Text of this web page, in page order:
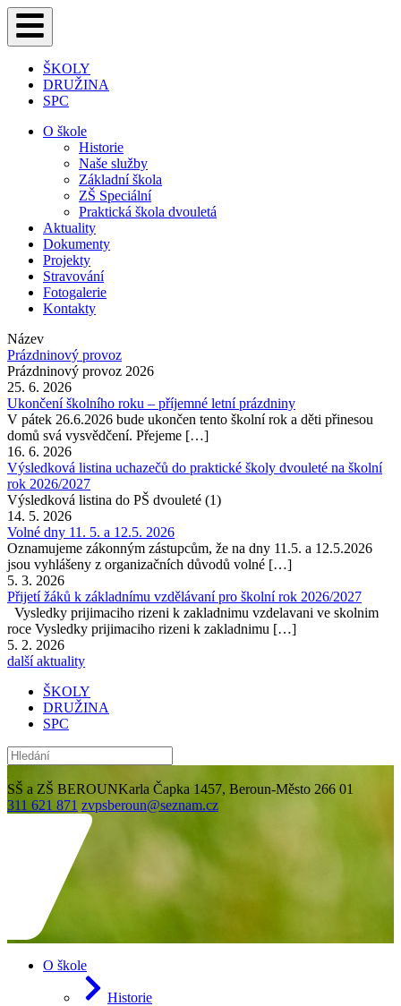
ŠKOLY
DRUŽINA
SPC
O škole
Historie
Naše služby
Základní škola
ZŠ Speciální
Praktická škola dvouletá
Aktuality
Dokumenty
Projekty
Stravování
Fotogalerie
Kontakty
Název
Prázdninový provoz
Prázdninový provoz 2026
25. 6. 2026
Ukončení školního roku – příjemné letní prázdniny
V pátek 26.6.2026 bude ukončen tento školní rok a děti přinesou
domů svá vysvědčení. Přejeme […]
16. 6. 2026
Výsledková listina uchazečů do praktické školy dvouleté na školní
rok 2026/2027
Výsledková listina do PŠ dvouleté (1)
14. 5. 2026
Volné dny 11. 5. a 12.5. 2026
Oznamujeme zákonným zástupcům, že na dny 11.5. a 12.5.2026
jsou vyhlášeny z organizačních důvodů volné […]
5. 3. 2026
Přijetí žáků k základnímu vzdělávaní pro školní rok 2026/2027
Vysledky prijimaciho rizeni k zakladnimu vzdelavani ve skolnim
roce Vysledky prijimaciho rizeni k zakladnimu […]
5. 2. 2026
další aktuality
ŠKOLY
DRUŽINA
SPC
SŠ a ZŠ BEROUNKarla Čapka 1457, Beroun-Město 266 01
311 621 871 zvpsberoun@seznam.cz
O škole
Historie